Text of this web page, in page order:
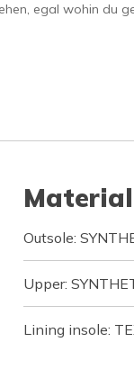
egal wohin du
Outsole:
Upper:
Lining insole: